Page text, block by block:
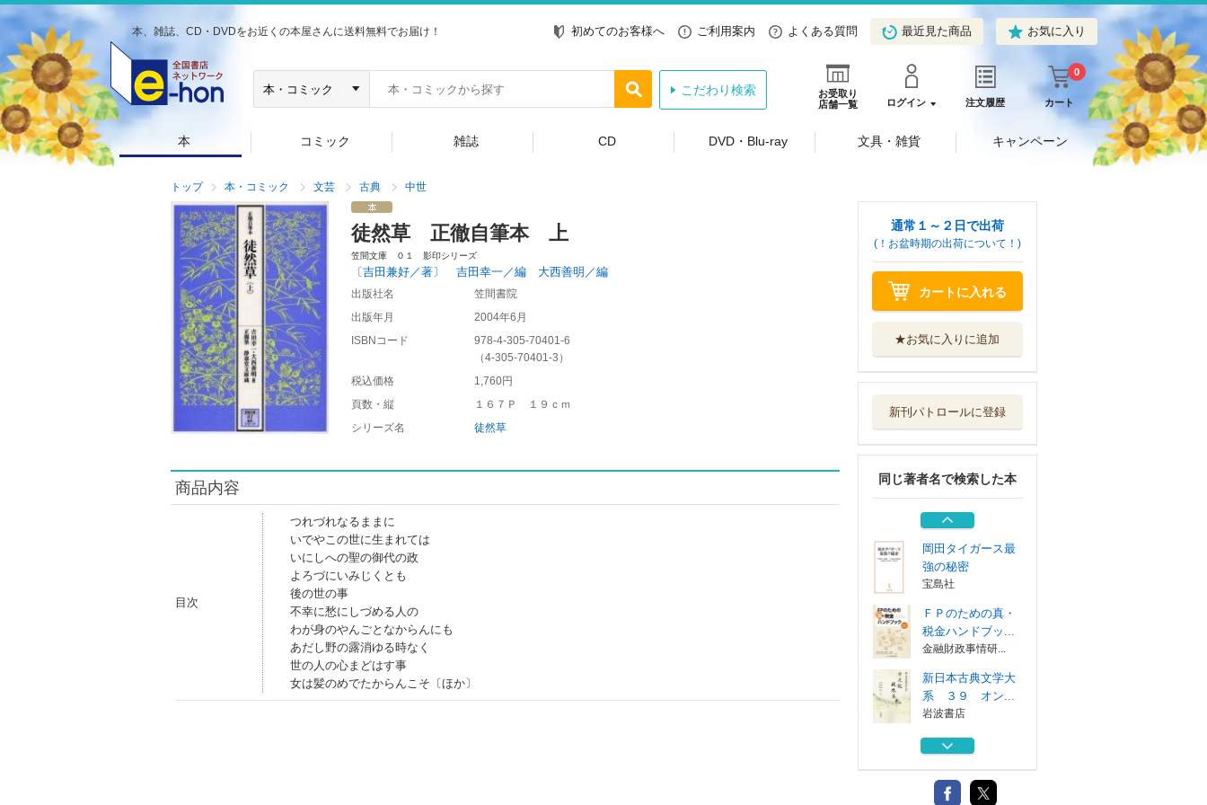
本、雑誌、CD・DVDをお近くの本屋さんに送料無料でお届け！ 初めてのお客様へ ご利用案内 よくある質問 最近見た商品 お気に入り
お受取り
店舗一覧
ログイン 注文履歴 カート
0
こだわり検索
本 コミック 雑誌 CD DVD・Blu-ray 文具・雑貨 キャンペーン
トップ 本・コミック 文芸 古典 中世
徒然草 正徹自筆本 上
笠間文庫 ０１ 影印シリーズ
〔吉田兼好／著〕 吉田幸一／編 大西善明／編
出版社名
笠間書院
出版年月
2004年6月
ISBNコード
978-4-305-70401-6
（4-305-70401-3 ）
税込価格
1,760円
頁数・縦
１６７Ｐ １９ｃｍ
シリーズ名
徒然草
商品内容
目次
つれづれなるままに
いでやこの世に生まれては
いにしへの聖の御代の政
よろづにいみじくとも
後の世の事
不幸に愁にしづめる人の
わが身のやんごとなからんにも
あだし野の露消ゆる時なく
世の人の心まどはす事
女は髪のめでたからんこそ〔ほか〕
通常１～２日で出荷
(！お盆時期の出荷について！)
カートに入れる
★お気に入りに追加
新刊パトロールに登録
同じ著者名で検索した本
新日本古典文学大
系 ３９ オン...
吉田博作品集
不動産オーナーの
ための会社活用...
大蔵財務協会
岡田タイガース最
強の秘密
宝島社
ＦＰのための真・
税金ハンドブッ...
金融財政事情研...
新日本古典文学大
系 ３９ オン...
岩波書店
吉田博作品集